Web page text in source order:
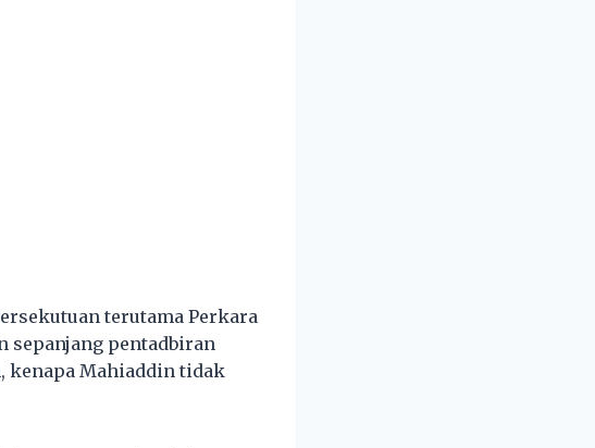
terutama Perkara
sepanjang pentadbiran
kenapa Mahiaddin tidak